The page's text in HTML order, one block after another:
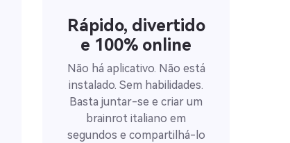
Rápido, divertido
e 100% online
Não há aplicativo. Não está
instalado. Sem habilidades.
Basta juntar-se e criar um
brainrot italiano em
segundos e compartilhá-lo